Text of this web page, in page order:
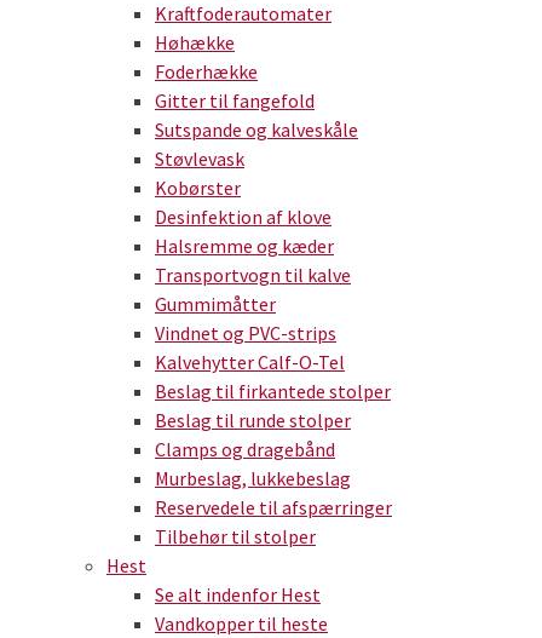
Kraftfoderautomater
Høhække
Foderhække
Gitter til fangefold
Sutspande og kalveskåle
Støvlevask
Kobørster
Desinfektion af klove
Halsremme og kæder
Transportvogn til kalve
Gummimåtter
Vindnet og PVC-strips
Kalvehytter Calf-O-Tel
Beslag til firkantede stolper
Beslag til runde stolper
Clamps og dragebånd
Murbeslag, lukkebeslag
Reservedele til afspærringer
Tilbehør til stolper
Hest
Se alt indenfor Hest
Vandkopper til heste